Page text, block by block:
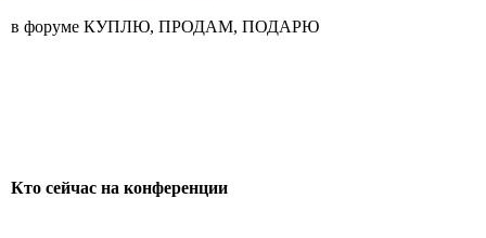
в форуме КУПЛЮ, ПРОДАМ, ПОДАРЮ
Кто сейчас на конференции